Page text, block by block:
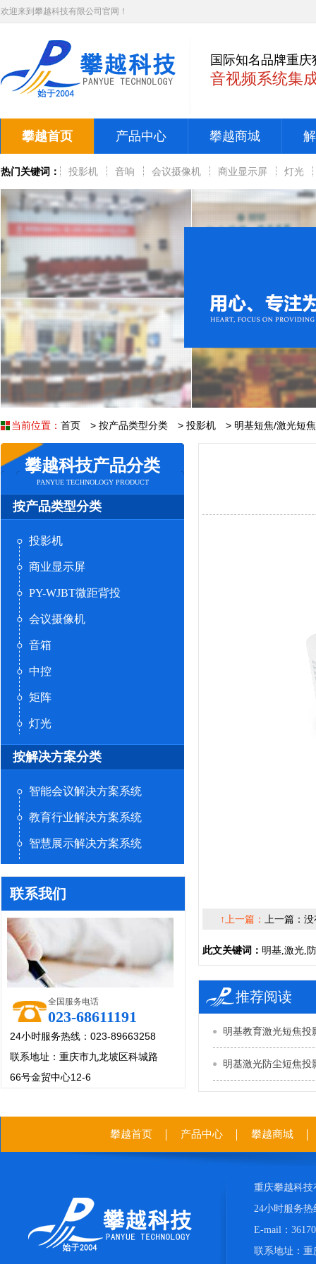
欢迎来到攀越科技有限公司官网！
国际知名品牌重庆
音视频系统集
攀越首页 产品中心 攀越商城
热门关键词： 投影机 音响 会议摄像机 商业显示屏 灯光
当前位置： 首页 > 按产品类型分类 > 投影机 > 明基短焦/激光短
↑上一篇： 上一篇：
此文关键词： 明基,激光,
推荐阅读
明基教育激光短焦投
明基激光防尘短焦投
攀越科技产品分类
PANYUE TECHNOLOGY PRODUCT
按产品类型分类
投影机
商业显示屏
PY-WJBT微距背投
会议摄像机
音箱
中控
矩阵
灯光
按解决方案分类
智能会议解决方案系统
教育行业解决方案系统
智慧展示解决方案系统
联系我们
全国服务电话
023-68611191
24小时服务热线：023-89663258
联系地址：重庆市九龙坡区科城路
66号金贸中心12-6
攀越首页 产品中心 攀越商城
重庆攀越科技
24小时服务热
E-mail：
联系地址：重